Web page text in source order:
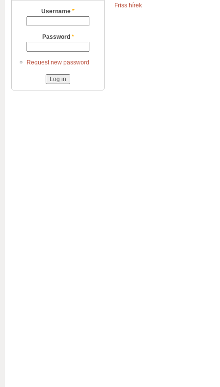
Friss hírek
Username *
Password *
Request new password